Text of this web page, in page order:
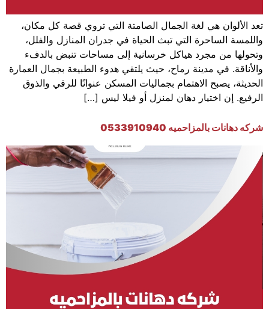
تعد الألوان هي لغة الجمال الصامتة التي تروي قصة كل مكان،
واللمسة الساحرة التي تبث الحياة في جدران المنازل والفلل،
وتحولها من مجرد هياكل خرسانية إلى مساحات تنبض بالدفء
والأناقة. في مدينة رماح، حيث يلتقي هدوء الطبيعة بجمال العمارة
الحديثة، يصبح الاهتمام بجماليات المسكن عنوانًا للرقي والذوق
الرفيع. إن اختيار دهان لمنزل أو فيلا ليس […]
شركه دهانات بالمزاحميه 0533910940